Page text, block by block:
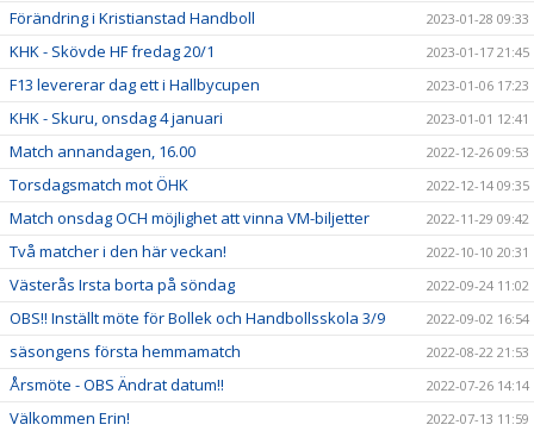
Förändring i Kristianstad Handboll 2023-01-28 09:33
KHK - Skövde HF fredag 20/1 2023-01-17 21:45
F13 levererar dag ett i Hallbycupen 2023-01-06 17:23
KHK - Skuru, onsdag 4 januari 2023-01-01 12:41
Match annandagen, 16.00 2022-12-26 09:53
Torsdagsmatch mot ÖHK 2022-12-14 09:35
Match onsdag OCH möjlighet att vinna VM-biljetter 2022-11-29 09:42
Två matcher i den här veckan! 2022-10-10 20:31
Västerås Irsta borta på söndag 2022-09-24 11:02
OBS!! Inställt möte för Bollek och Handbollsskola 3/9 2022-09-02 16:54
säsongens första hemmamatch 2022-08-22 21:53
Årsmöte - OBS Ändrat datum!! 2022-07-26 14:14
Välkommen Erin! 2022-07-13 11:59